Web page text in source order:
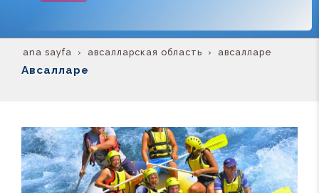
ana sayfa авсалларская область авсалларе
Авсалларе